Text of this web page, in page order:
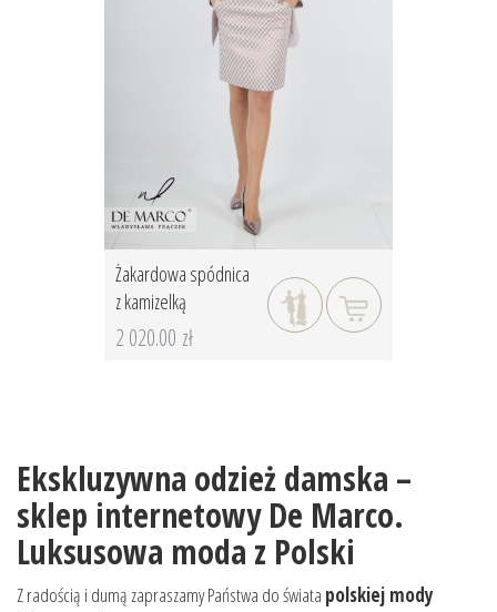
Żakardowa spódnica
z kamizelką
2 020.00 zł
Ekskluzywna odzież damska –
sklep internetowy De Marco.
Luksusowa moda z Polski
Z radością i dumą zapraszamy Państwa do świata polskiej mody